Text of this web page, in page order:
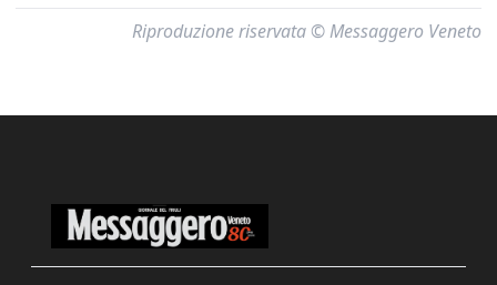
Riproduzione riservata © Messaggero Veneto